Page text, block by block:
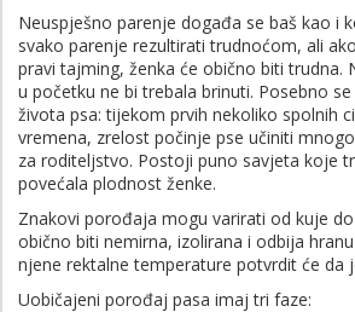
Neuspješno parenje događa se baš kao i
svako parenje rezultirati trudnoćom, ali
pravi tajming, ženka će obično biti trudna.
u početku ne bi trebala brinuti. Posebno
života psa: tijekom prvih nekoliko spolnih
vremena, zrelost počinje pse učiniti
za roditeljstvo. Postoji puno savjeta koje
povećala plodnost ženke.
Znakovi porođaja mogu varirati od kuje
obično biti nemirna, izolirana i odbija
njene rektalne temperature potvrdit će da
Uobičajeni porođaj pasa imaj tri faze: